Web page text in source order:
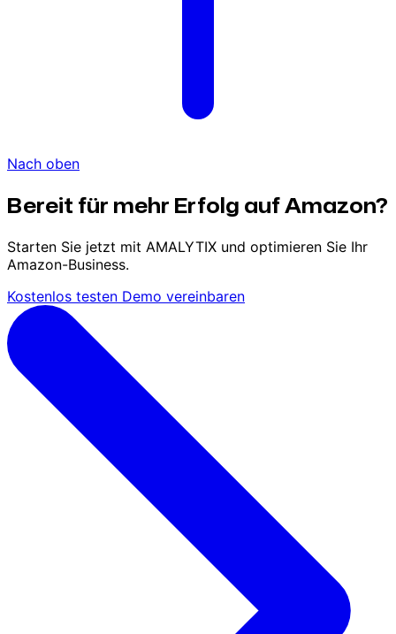
Nach oben
Bereit für mehr Erfolg auf Amazon?
Starten Sie jetzt mit AMALYTIX und optimieren Sie Ihr
Amazon-Business.
Kostenlos testen Demo vereinbaren